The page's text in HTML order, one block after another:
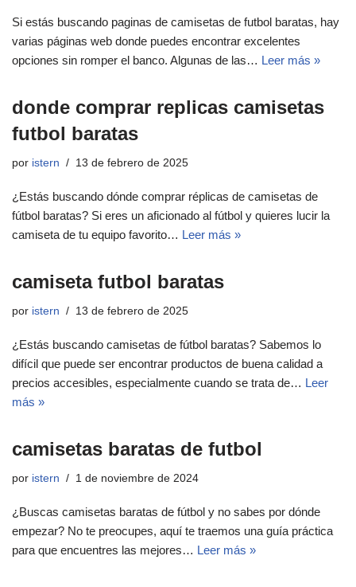
Si estás buscando paginas de camisetas de futbol baratas, hay
varias páginas web donde puedes encontrar excelentes
opciones sin romper el banco. Algunas de las… Leer más »
donde comprar replicas camisetas
futbol baratas
por istern 13 de febrero de 2025
¿Estás buscando dónde comprar réplicas de camisetas de
fútbol baratas? Si eres un aficionado al fútbol y quieres lucir la
camiseta de tu equipo favorito… Leer más »
camiseta futbol baratas
por istern 13 de febrero de 2025
¿Estás buscando camisetas de fútbol baratas? Sabemos lo
difícil que puede ser encontrar productos de buena calidad a
precios accesibles, especialmente cuando se trata de… Leer
más »
camisetas baratas de futbol
por istern 1 de noviembre de 2024
¿Buscas camisetas baratas de fútbol y no sabes por dónde
empezar? No te preocupes, aquí te traemos una guía práctica
para que encuentres las mejores… Leer más »